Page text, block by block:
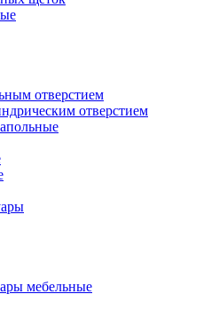
отверстием
отверстием
мебельные